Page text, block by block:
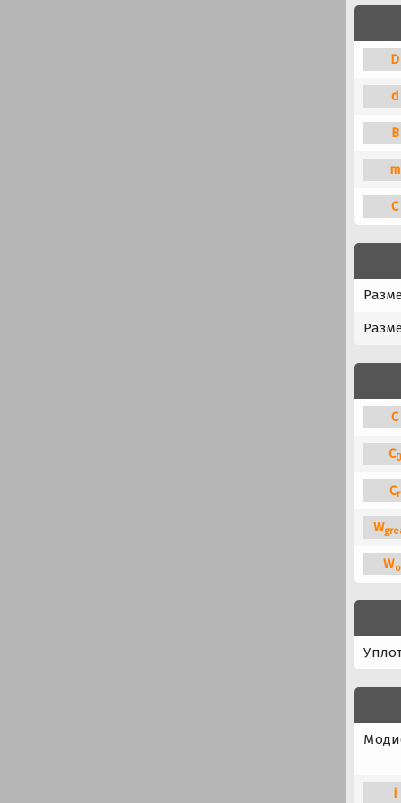
D
d
B
m
C
C
C0
Cr
W
W
i